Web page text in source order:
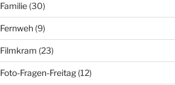
Familie(30)
Fernweh(9)
Filmkram (23)
Foto-Fragen-Freitag(12)